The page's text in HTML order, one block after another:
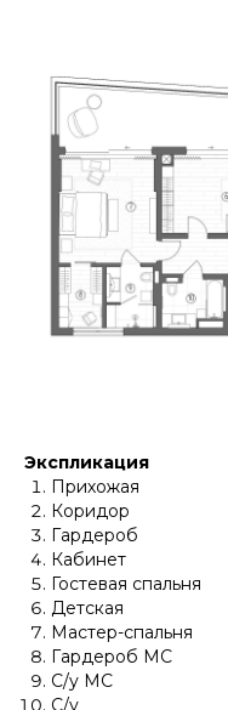
Экспликация
Прихожая
Коридор
Гардероб
Кабинет
Гостевая спальня
Детская
Мастер-спальня
Гардероб МС
С/у МС
С/у